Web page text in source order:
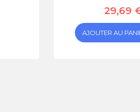
29,69
AJOUTER AU